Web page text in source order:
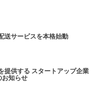
送サービスを本格始動
提供する スタートアップ企業
お知らせ